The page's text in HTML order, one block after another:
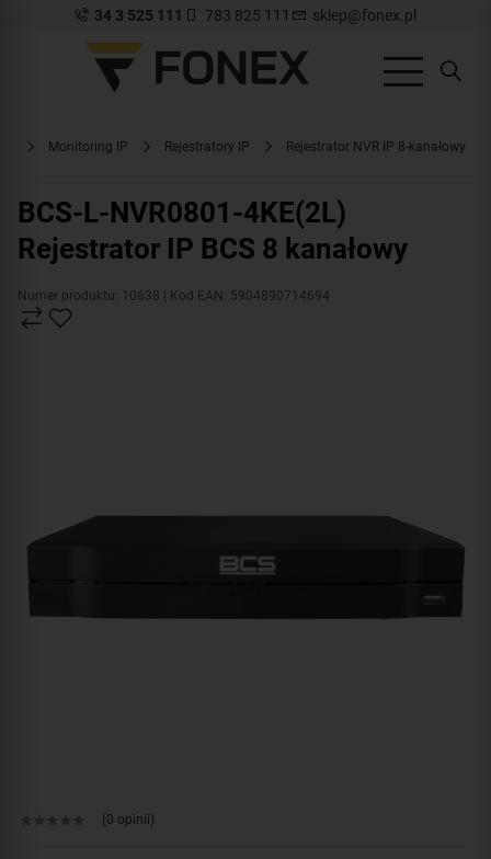
34 3 525 111 783 825 111 sklep@fonex.pl
Monitoring IP Rejestratory IP Rejestrator NVR IP 8-kanałowy
BCS-L-NVR0801-4KE(2L)
Rejestrator IP BCS 8 kanałowy
Numer produktu: 10638 | Kod EAN: 5904890714694
(0 opinii)